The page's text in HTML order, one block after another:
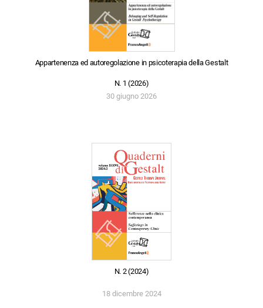
Appartenenza ed autoregolazione in psicoterapia della Gestalt
N. 1 (2026)
30 giugno 2026
N. 2 (2024)
18 dicembre 2024